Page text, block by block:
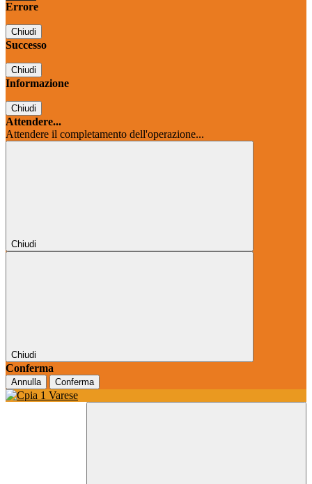
Errore
Chiudi
Successo
Chiudi
Informazione
Chiudi
Attendere...
Attendere il completamento dell'operazione...
Chiudi
Chiudi
Conferma
Annulla Conferma